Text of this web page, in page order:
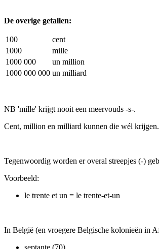
De overige getallen:
100
cent
1000
mille
1000 000
un million
1000 000 000 un milliard
NB 'mille' krijgt nooit een meervouds -s-.
Cent, million en milliard kunnen die wél
Tegenwoordig worden er overal streepjes (-)
Voorbeeld:
le trente et un = le trente-et-un
In België (en vroegere Belgische kolonieën in
septante (70)